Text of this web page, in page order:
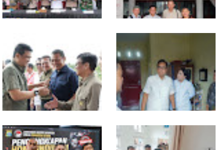
Selama 300 Hari, Polrestabes
Medan Tangkap 1.434
Tersangka Narkoba
MIO Indonesia Sumut Resmi
Daftarkan Organisasi ke
Kesbangpol, Langkah Awal
Perkuat Profesionalisme
Media Online
Komisi D DPRDSU Ikut Gubsu
Walikota Medan Nonaktifkan